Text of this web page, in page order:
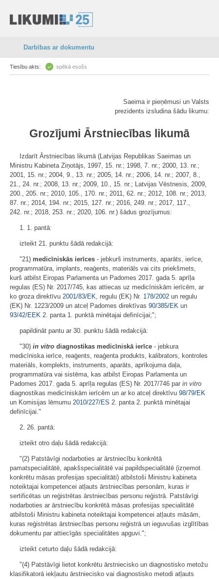
Darbības ar dokumentu
Tiesību akts: spēkā esošs
Saeima ir pieņēmusi un Valsts
prezidents izsludina šādu likumu:
Grozījumi Ārstniecības likumā
Izdarīt Ārstniecības likumā (Latvijas Republikas Saeimas un
Ministru Kabineta Ziņotājs, 1997, 15. nr.; 1998, 7. nr.; 2000, 13. nr.;
2001, 15. nr.; 2004, 9., 13. nr.; 2005, 14. nr.; 2006, 14. nr.; 2007, 8.,
21., 24. nr.; 2008, 13. nr.; 2009, 10., 15. nr.; Latvijas Vēstnesis, 2009,
200., 205. nr.; 2010, 105., 170. nr.; 2011, 62. nr.; 2012, 108. nr.; 2013,
87. nr.; 2014, 194. nr.; 2015, 127. nr.; 2016, 249. nr.; 2017, 117.,
242. nr.; 2018, 253. nr.; 2020, 106. nr.) šādus grozījumus:
1. 1. pantā:
izteikt 21. punktu šādā redakcijā:
"21) medicīniskās ierīces - jebkurš instruments, aparāts, ierīce,
programmatūra, implants, reaģents, materiāls vai cits priekšmets,
kurš atbilst Eiropas Parlamenta un Padomes 2017. gada 5. aprīļa
regulas (ES) Nr. 2017/745, kas attiecas uz medicīniskām ierīcēm, ar
ko groza direktīvu 2001/83/EK, regulu (EK) Nr. 178/2002 un regulu
(EK) Nr. 1223/2009 un atceļ Padomes direktīvas 90/385/EK un
93/42/EEK 2. panta 1. punktā minētajai definīcijai;";
papildināt pantu ar 30. punktu šādā redakcijā:
"30) in vitro diagnostikas medicīniskā ierīce - jebkura
medicīniska ierīce, reaģents, reaģenta produkts, kalibrators, kontroles
materiāls, komplekts, instruments, aparāts, aprīkojuma daļa,
programmatūra vai sistēma, kas atbilst Eiropas Parlamenta un
Padomes 2017. gada 5. aprīļa regulas (ES) Nr. 2017/746 par in vitro
diagnostikas medicīniskām ierīcēm un ar ko atceļ direktīvu 98/79/EK
un Komisijas lēmumu 2010/227/ES 2. panta 2. punktā minētajai
definīcijai."
2. 26. pantā:
izteikt otro daļu šādā redakcijā:
"(2) Patstāvīgi nodarboties ar ārstniecību konkrētā
pamatspecialitātē, apakšspecialitātē vai papildspecialitātē (izņemot
konkrētu māsas profesijas specialitāti) atbilstoši Ministru kabineta
noteiktajai kompetencei atļauts ārstniecības personām, kuras ir
sertificētas un reģistrētas ārstniecības personu reģistrā. Patstāvīgi
nodarboties ar ārstniecību konkrētā māsas profesijas specialitātē
atbilstoši Ministru kabineta noteiktajai kompetencei atļauts māsām,
kuras reģistrētas ārstniecības personu reģistrā un ieguvušas izglītības
dokumentu par attiecīgās specialitātes apguvi.";
izteikt ceturto daļu šādā redakcijā:
"(4) Patstāvīgi lietot konkrētu ārstniecisko un diagnostisko metožu
klasifikatorā iekļautu ārstniecisko vai diagnostisko metodi atļauts